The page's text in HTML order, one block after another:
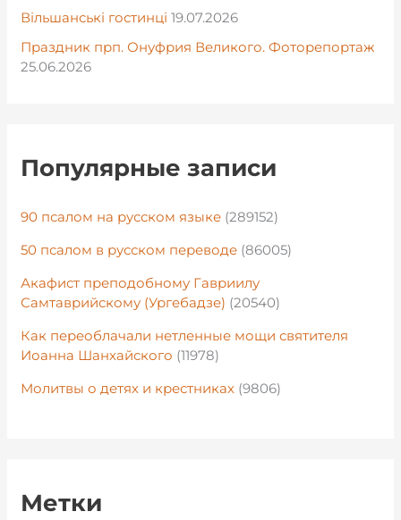
Вільшанські гостинці 19.07.2026
Праздник прп. Онуфрия Великого. Фоторепортаж
25.06.2026
Популярные записи
90 псалом на русском языке (289152)
50 псалом в русском переводе (86005)
Акафист преподобному Гавриилу
Самтаврийскому (Ургебадзе) (20540)
Как переоблачали нетленные мощи святителя
Иоанна Шанхайского (11978)
Молитвы о детях и крестниках (9806)
Метки